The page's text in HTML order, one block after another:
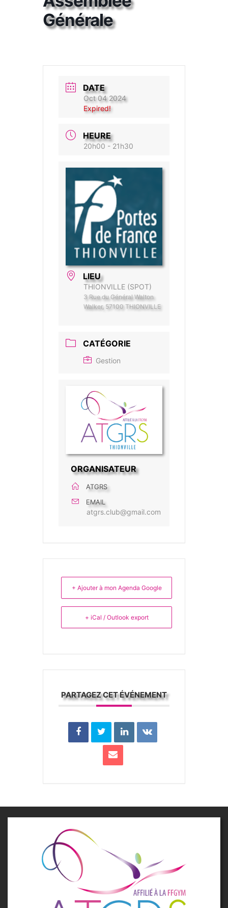
Générale
DATE
Oct 04 2024
Expired!
HEURE
20h00 - 21h30
LIEU
THIONVILLE (SPOT)
3 Rue du Général Walton
Walker, 57100 THIONVILLE
CATÉGORIE
Gestion
ORGANISATEUR
ATGRS
EMAIL
atgrs.club@gmail.com
+ Ajouter à mon Agenda Google
+ iCal / Outlook export
PARTAGEZ CET ÉVÉNEMENT